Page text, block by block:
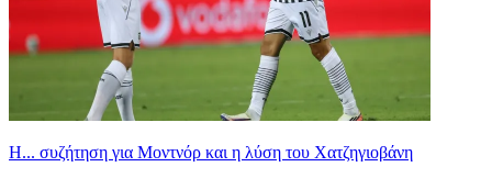
Η... συζήτηση για Μοντνόρ και η λύση του Χατζηγιοβάνη